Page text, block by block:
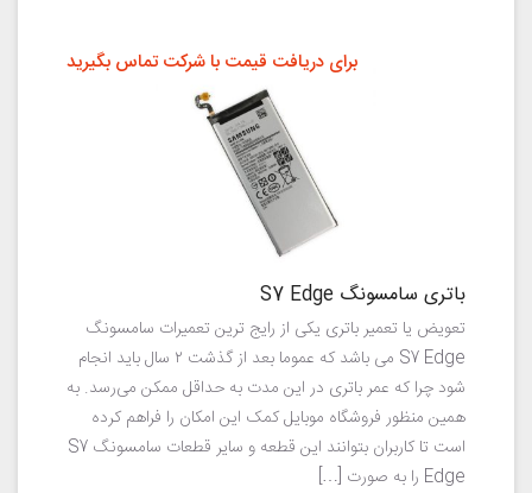
باتری سامسونگ S7 Edge
تعویض یا تعمیر باتری یکی از رایج ترین تعمیرات سامسونگ
S7 Edge می باشد که عموما بعد از گذشت ۲ سال باید انجام
شود چرا که عمر باتری در این مدت به حداقل ممکن می‌رسد. به
همین منظور فروشگاه موبایل کمک این امکان را فراهم کرده
است تا کاربران بتوانند این قطعه و سایر قطعات سامسونگ S7
Edge را به صورت […]
برای دریافت قیمت با شرکت تماس بگیرید